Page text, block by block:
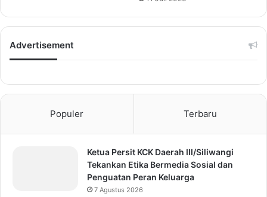
Advertisement
Populer Terbaru
Ketua Persit KCK Daerah III/Siliwangi
Tekankan Etika Bermedia Sosial dan
Penguatan Peran Keluarga
7 Agustus 2026